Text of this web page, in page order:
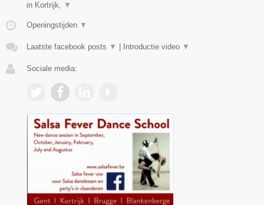
in Kortrijk, ▼
Openingstijden ▼
Laatste facebook posts ▼ Introductie video ▼
Sociale media: